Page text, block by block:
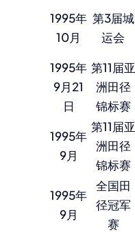
1995年
10月
第3届城
运会
1995年
9月21
日
第11届亚
洲田径
锦标赛
1995年
9月
第11届亚
洲田径
锦标赛
1995年
9月
全国田
径冠军
赛